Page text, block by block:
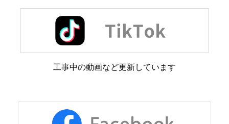
工事中の動画など更新しています